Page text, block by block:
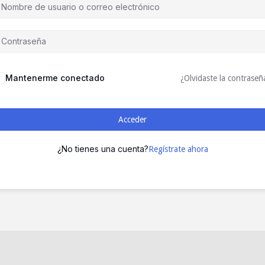
Mantenerme conectado ¿Olvidaste la
Acceder
¿No tienes una cuenta?Regístrate ahora